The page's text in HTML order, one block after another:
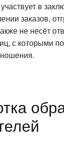
в
заказов,
не несёт
с которыми